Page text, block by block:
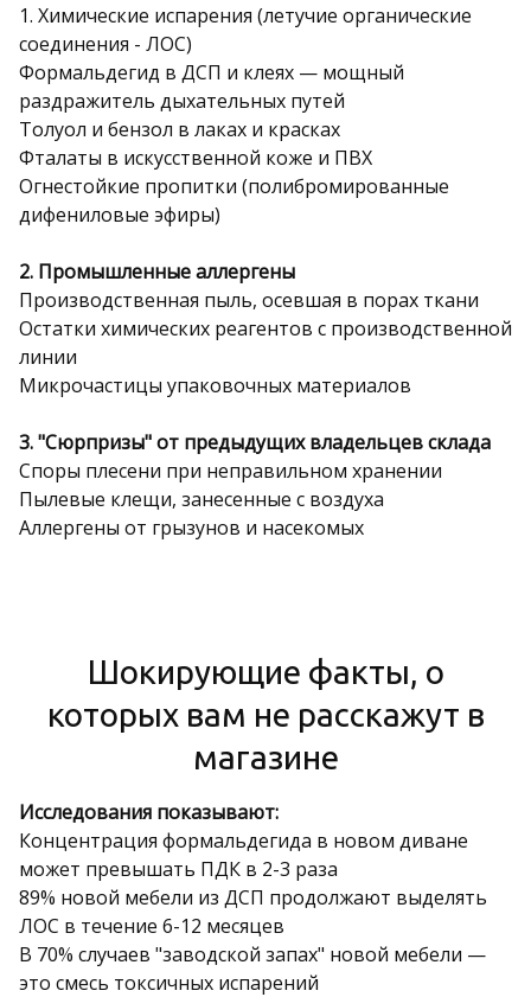
1. Химические испарения (летучие органические
соединения - ЛОС)
Формальдегид в ДСП и клеях — мощный
раздражитель дыхательных путей
Толуол и бензол в лаках и красках
Фталаты в искусственной коже и ПВХ
Огнестойкие пропитки (полибромированные
дифениловые эфиры)
2. Промышленные аллергены
Производственная пыль, осевшая в порах ткани
Остатки химических реагентов с производственной
линии
Микрочастицы упаковочных материалов
3. "Сюрпризы" от предыдущих владельцев склада
Споры плесени при неправильном хранении
Пылевые клещи, занесенные с воздуха
Аллергены от грызунов и насекомых
Шокирующие факты, о
которых вам не расскажут в
магазине
Исследования показывают:
Концентрация формальдегида в новом диване
может превышать ПДК в 2-3 раза
89% новой мебели из ДСП продолжают выделять
ЛОС в течение 6-12 месяцев
В 70% случаев "заводской запах" новой мебели —
это смесь токсичных испарений